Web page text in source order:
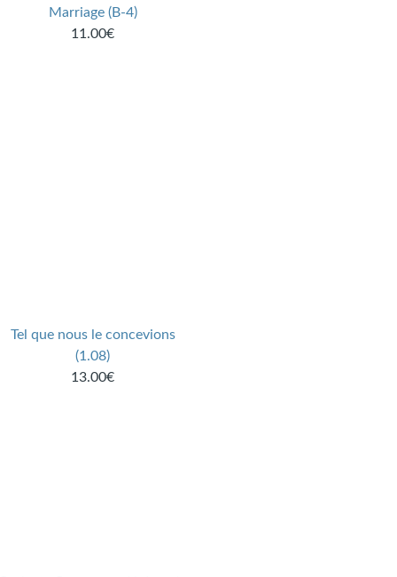
Marriage (B-4)
11.00€
Tel que nous le concevions
(1.08)
13.00€